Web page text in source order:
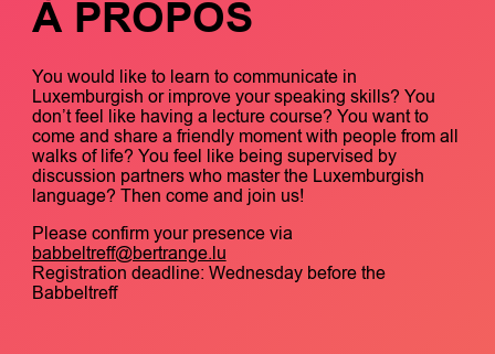
À PROPOS
You would like to learn to communicate in
Luxemburgish or improve your speaking skills? You
don’t feel like having a lecture course? You want to
come and share a friendly moment with people from all
walks of life? You feel like being supervised by
discussion partners who master the Luxemburgish
language? Then come and join us!
Please confirm your presence via
babbeltreff@bertrange.lu
Registration deadline: Wednesday before the
Babbeltreff